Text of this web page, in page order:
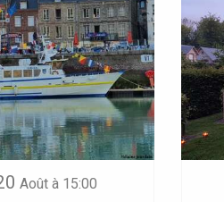
Août à 15:00